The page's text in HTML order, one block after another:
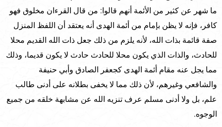
ما شهر عن كثير من الأئمة أنهم قالوا: من قال القرءان مخلوق فهو
كافر، فإنه لا يظن بإمام من أئمة الهدى أنه يعتقد أن اللفظ المنزل
صفة قائمة بذات الله، لأنه يلزم من ذلك جعل ذات الله القديم محلا
للحادث، والذات الذي يكون محلا للحادث حادث لا يكون قديما، وذلك
مما يجل عنه مقام أئمة الهدى كجعفر الصادق وأبي حنيفة
والشافعي وغيرهم، لأن ذلك مما لا يخفى بطلانه على أدنى طالب
علم، بل ولا أدنى مسلم عرف تنزيه الله عن مشابهة خلقه من جميع
الوجوه.